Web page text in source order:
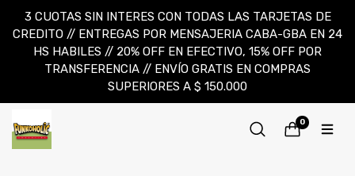
3 CUOTAS SIN INTERES CON TODAS LAS TARJETAS DE
CREDITO // ENTREGAS POR MENSAJERIA CABA-GBA EN 24
HS HABILES // 20% OFF EN EFECTIVO, 15% OFF POR
TRANSFERENCIA // ENVÍO GRATIS EN COMPRAS
SUPERIORES A $ 150.000
0